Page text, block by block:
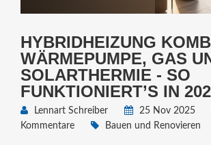
HYBRIDHEIZUNG
WÄRMEPUMPE, GAS
SOLARTHERMIE - SO
FUNKTIONIERT’S IN
Lennart Schreiber 25 Nov 2025
Kommentare
Bauen und Renovieren